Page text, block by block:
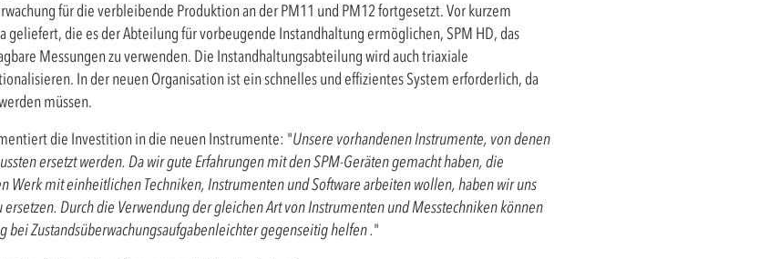
für die verbleibende Produktion an der PM11 und PM12 fortgesetzt. Vor kurzem
geliefert, die es der Abteilung für vorbeugende Instandhaltung ermöglichen, SPM HD, das
Messungen zu verwenden. Die Instandhaltungsabteilung wird auch triaxiale
In der neuen Organisation ist ein schnelles und effizientes System erforderlich, da
müssen.
die Investition in die neuen Instrumente: "Unsere vorhandenen Instrumente, von denen
ersetzt werden. Da wir gute Erfahrungen mit den SPM-Geräten gemacht haben, die
Werk mit einheitlichen Techniken, Instrumenten und Software arbeiten wollen, haben wir uns
Durch die Verwendung der gleichen Art von Instrumenten und Messtechniken können
beiZustandsüberwachungsaufgabenleichter gegenseitig helfen."